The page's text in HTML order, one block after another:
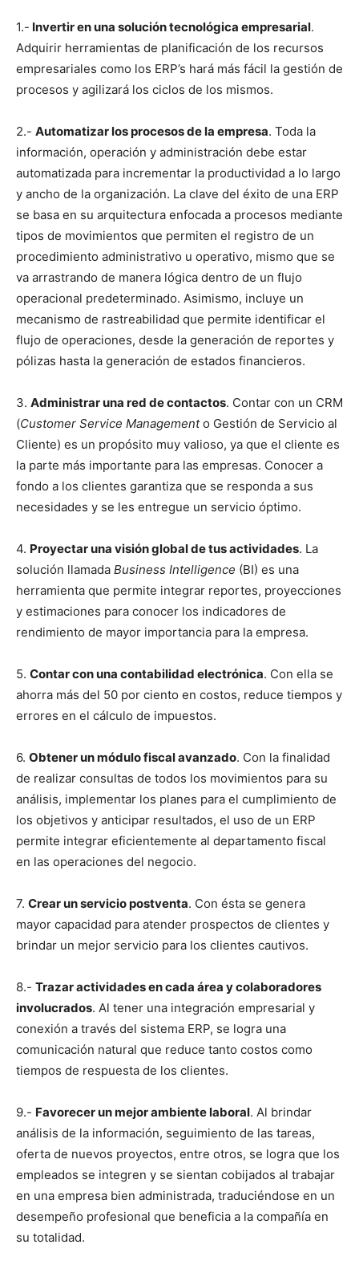
1.- Invertir en una solución tecnológica empresarial.
Adquirir herramientas de planificación de los recursos
empresariales como los ERP’s hará más fácil la gestión de
procesos y agilizará los ciclos de los mismos.
2.- Automatizar los procesos de la empresa. Toda la
información, operación y administración debe estar
automatizada para incrementar la productividad a lo largo
y ancho de la organización. La clave del éxito de una ERP
se basa en su arquitectura enfocada a procesos mediante
tipos de movimientos que permiten el registro de un
procedimiento administrativo u operativo, mismo que se
va arrastrando de manera lógica dentro de un flujo
operacional predeterminado. Asimismo, incluye un
mecanismo de rastreabilidad que permite identificar el
flujo de operaciones, desde la generación de reportes y
pólizas hasta la generación de estados financieros.
3. Administrar una red de contactos. Contar con un CRM
(Customer Service Managemento Gestión de Servicio al
Cliente) es un propósito muy valioso, ya que el cliente es
la parte más importante para las empresas. Conocer a
fondo a los clientes garantiza que se responda a sus
necesidades y se les entregue un servicio óptimo.
4. Proyectar una visión global de tus actividades. La
solución llamada Business Intelligence (BI) es una
herramienta que permite integrar reportes, proyecciones
y estimaciones para conocer los indicadores de
rendimiento de mayor importancia para la empresa.
5. Contar con una contabilidad electrónica. Con ella se
ahorra más del 50 por ciento en costos, reduce tiempos y
errores en el cálculo de impuestos.
6. Obtener un módulo fiscal avanzado. Con la finalidad
de realizar consultas de todos los movimientos para su
análisis, implementar los planes para el cumplimiento de
los objetivos y anticipar resultados, el uso de un ERP
permite integrar eficientemente al departamento fiscal
en las operaciones del negocio.
7. Crear un servicio postventa. Con ésta se genera
mayor capacidad para atender prospectos de clientes y
brindar un mejor servicio para los clientes cautivos.
8.- Trazar actividades en cada área y colaboradores
involucrados. Al tener una integración empresarial y
conexión a través del sistema ERP, se logra una
comunicación natural que reduce tanto costos como
tiempos de respuesta de los clientes.
9.- Favorecer un mejor ambiente laboral. Al brindar
análisis de la información, seguimiento de las tareas,
oferta de nuevos proyectos, entre otros, se logra que los
empleados se integren y se sientan cobijados al trabajar
en una empresa bien administrada, traduciéndose en un
desempeño profesional que beneficia a la compañía en
su totalidad.